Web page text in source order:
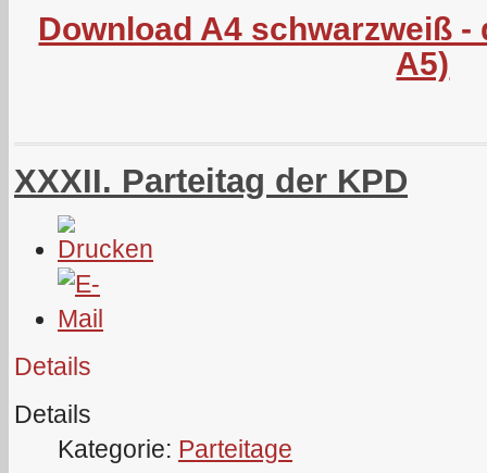
Download A4 schwarzweiß
A5)
XXXII. Parteitag der KPD
Details
Details
Kategorie: Parteitage